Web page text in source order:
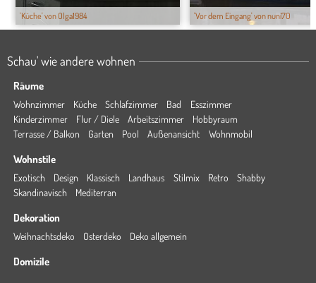
'Küche' von Olga1984 'Vor dem Eingang' von nuni70
Schau' wie andere wohnen
Räume
Wohnzimmer Küche Schlafzimmer Bad
Esszimmer
Kinderzimmer
Flur / Diele Arbeitszimmer
Hobbyraum
Terrasse / Balkon
Garten Pool Außenansicht Wohnmobil
Wohnstile
Exotisch Design Klassisch Landhaus Stilmix Retro
Shabby
Skandinavisch
Mediterran
Dekoration
Weihnachtsdeko Osterdeko Deko allgemein
Domizile